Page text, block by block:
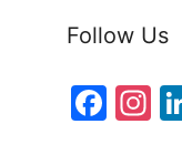
Follow Us
F
In